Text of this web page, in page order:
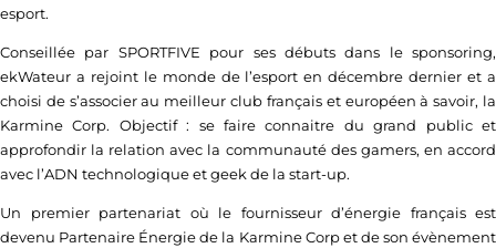
esport.
Conseillée par SPORTFIVE pour ses débuts dans le sponsoring,
ekWateur a rejoint le monde de l’esport en décembre dernier et a
choisi de s’associer au meilleur club français et européen à savoir, la
Karmine Corp. Objectif : se faire connaitre du grand public et
approfondir la relation avec la communauté des gamers, en accord
avec l’ADN technologique et geek de la start-up.
Un premier partenariat où le fournisseur d’énergie français est
devenu Partenaire Énergie de la Karmine Corp et de son évènement